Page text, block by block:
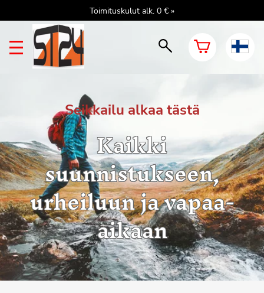
Toimituskulut alk. 0 € »
Seikkailu alkaa tästä
Kaikki
suunnistukseen,
urheiluun ja vapaa-
aikaan